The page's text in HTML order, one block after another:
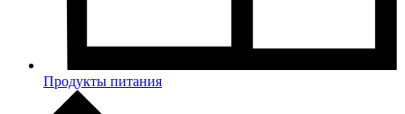
Продукты питания